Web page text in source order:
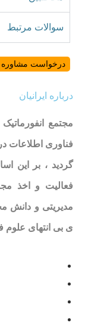
سوالات مرتبط
درخواست مشاوره
درباره ایرانیان
مجتمع
فناوری اطلاعات
فعالیت و اخذ
مدیریتی و دانش
ی بی انتهای علوم